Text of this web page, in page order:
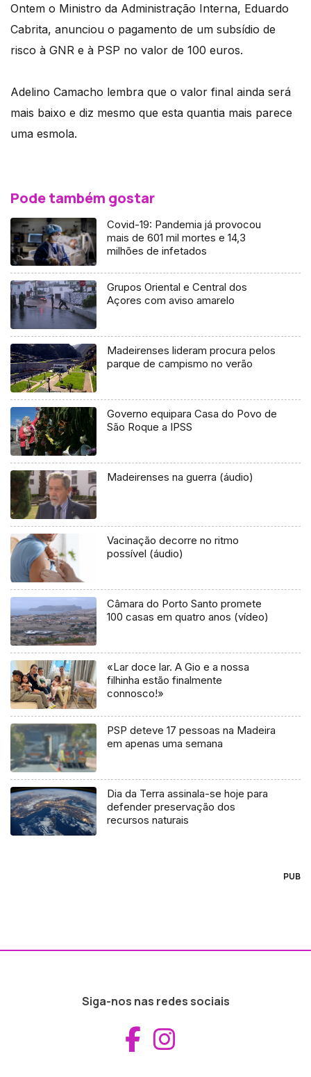
Ontem o Ministro da Administração Interna, Eduardo
Cabrita, anunciou o pagamento de um subsídio de
risco à GNR e à PSP no valor de 100 euros.
Adelino Camacho lembra que o valor final ainda será
mais baixo e diz mesmo que esta quantia mais parece
uma esmola.
Pode também gostar
Covid-19: Pandemia já provocou
mais de 601 mil mortes e 14,3
milhões de infetados
Grupos Oriental e Central dos
Açores com aviso amarelo
Madeirenses lideram procura pelos
parque de campismo no verão
Governo equipara Casa do Povo de
São Roque a IPSS
Madeirenses na guerra (áudio)
Vacinação decorre no ritmo
possível (áudio)
Câmara do Porto Santo promete
100 casas em quatro anos (vídeo)
«Lar doce lar. A Gio e a nossa
filhinha estão finalmente
connosco!»
PSP deteve 17 pessoas na Madeira
em apenas uma semana
Dia da Terra assinala-se hoje para
defender preservação dos
recursos naturais
PUB
Siga-nos nas redes sociais
Aceder ao